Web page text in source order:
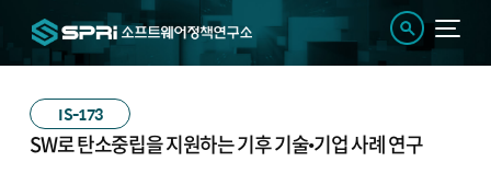
IS-173
SW로 탄소중립을 지원하는 기후 기술•기업 사례 연구